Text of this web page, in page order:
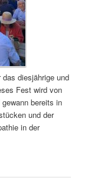
diesjährige und
Fest wird von
bereits in
und der
in der